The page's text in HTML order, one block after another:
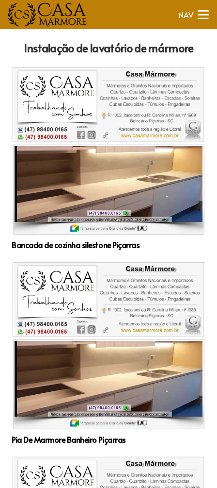
NAV
Instalação de lavatório de mármore
Bancada de cozinha silestone Piçarras
Pia De Marmore Banheiro Piçarras